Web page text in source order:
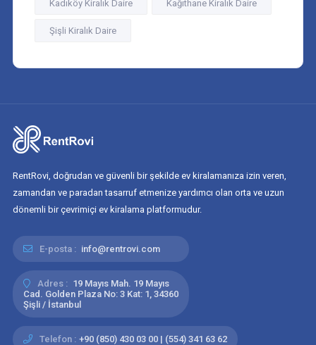
Kadıköy Kiralık Daire Kağıthane Kiralık Daire
Şişli Kiralık Daire
RentRovi, doğrudan ve güvenli bir şekilde ev kiralamanıza izin veren,
zamandan ve paradan tasarruf etmenize yardımcı olan orta ve uzun
dönemli bir çevrimiçi ev kiralama platformudur.
E-posta : info@rentrovi.com
Adres : 19 Mayıs Mah. 19 Mayıs
Cad. Golden Plaza No: 3 Kat: 1, 34360
Şişli / İstanbul
Telefon : +90 (850) 430 03 00 | (554) 341 63 62